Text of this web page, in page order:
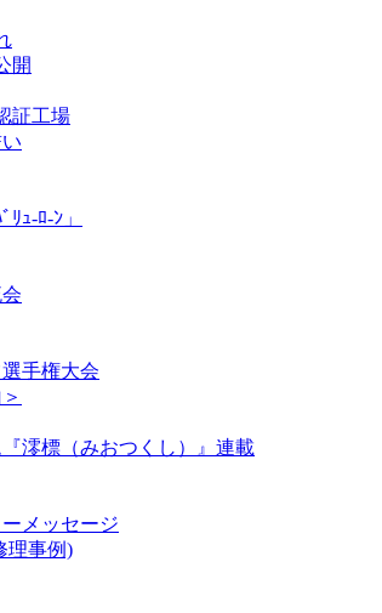
開
証工場
ｭ-ﾛ-ﾝ」
手権大会
澪標（みおつくし）』連載
メッセージ
理事例)